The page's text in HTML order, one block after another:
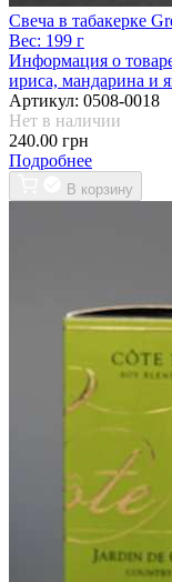
Свеча в табакерке
Вес: 199 г
Информация о
ириса, мандарина и
Артикул: 0508-0018
Нет в наличии
240.00 грн
Подробнее
В корзину